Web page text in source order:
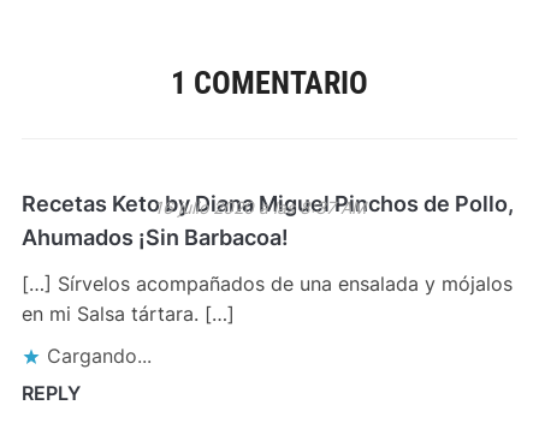
1 COMENTARIO
Recetas Keto by Diana Miguel Pinchos de Pollo,
Ahumados ¡Sin Barbacoa!
16 julio 2020 a las 8:37 AM
[…] Sírvelos acompañados de una ensalada y mójalos
en mi Salsa tártara. […]
Cargando...
REPLY